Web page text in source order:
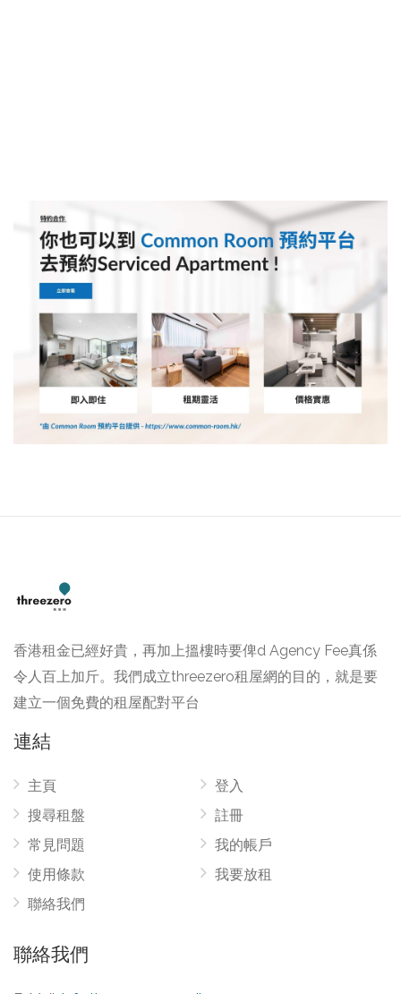
香港租金已經好貴，再加上搵樓時要俾d Agency Fee真係
令人百上加斤。我們成立threezero租屋網的目的，就是要
建立一個免費的租屋配對平台
連結
主頁
搜尋租盤
常見問題
使用條款
聯絡我們
登入
註冊
我的帳戶
我要放租
聯絡我們